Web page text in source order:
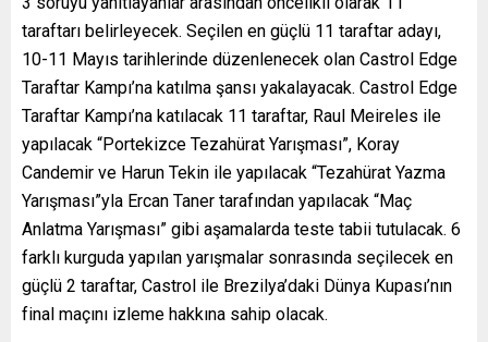
taraftarı belirleyecek. Seçilen en güçlü 11 taraftar adayı,
10-11 Mayıs tarihlerinde düzenlenecek olan Castrol Edge
Taraftar Kampı’na katılma şansı yakalayacak. Castrol Edge
Taraftar Kampı’na katılacak 11 taraftar, Raul Meireles ile
yapılacak “Portekizce Tezahürat Yarışması”, Koray
Candemir ve Harun Tekin ile yapılacak “Tezahürat Yazma
Yarışması”yla Ercan Taner tarafından yapılacak “Maç
Anlatma Yarışması” gibi aşamalarda teste tabii tutulacak. 6
farklı kurguda yapılan yarışmalar sonrasında seçilecek en
güçlü 2 taraftar, Castrol ile Brezilya’daki Dünya Kupası’nın
final maçını izleme hakkına sahip olacak.